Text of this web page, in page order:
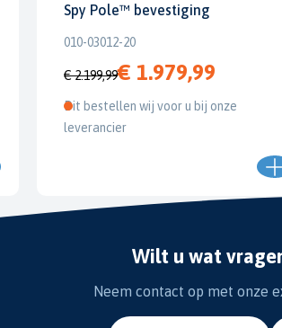
Spy Pole™ bevestiging
010-03012-20
€ 2.199,99€ 1.979,99
Dit bestellen wij voor u bij onze
leverancier
Wilt u wat
Neem contact op met onze